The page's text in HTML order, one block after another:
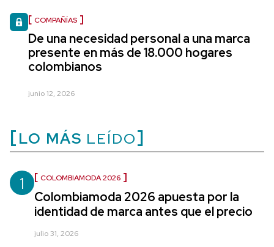
COMPAÑÍAS
De una necesidad personal a una marca
presente en más de 18.000 hogares
colombianos
junio 12, 2026
LO MÁS LEÍDO
1 COLOMBIAMODA 2026
Colombiamoda 2026 apuesta por la
identidad de marca antes que el precio
julio 31, 2026